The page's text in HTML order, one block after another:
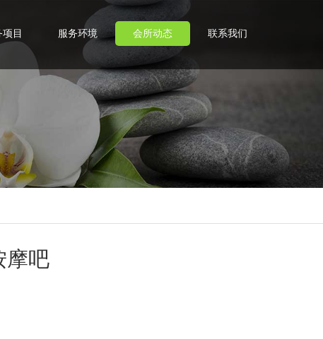
项目 服务环境 会所动态 联系我们
摩吧